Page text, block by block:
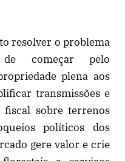
resolver o problema
começar pelo
plena aos
transmissões e
sobre terrenos
políticos dos
gere valor e crie